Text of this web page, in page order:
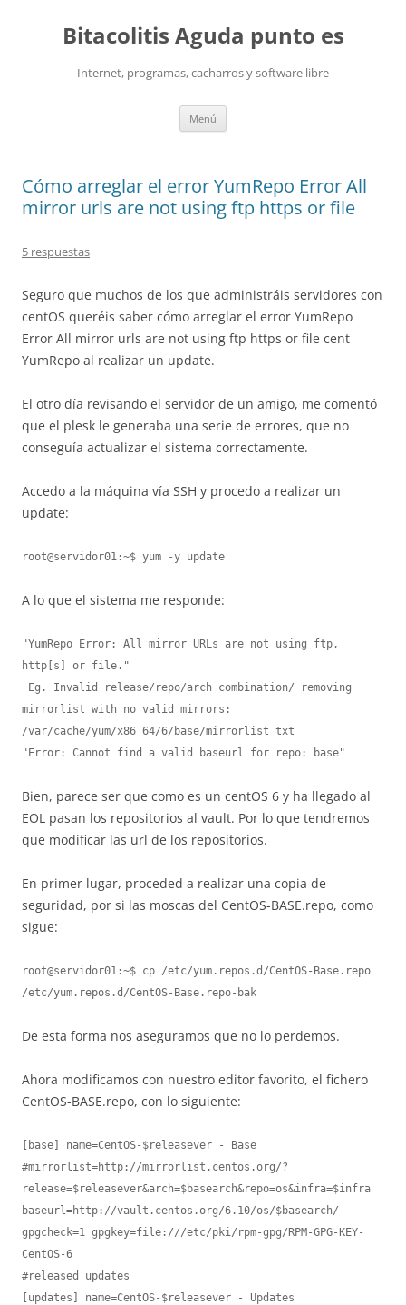
contenidoBitacolitis Aguda punto es
Internet, programas, cacharros y software libre
Menú
Cómo arreglar el error YumRepo Error All
mirror urls are not using ftp https or file
5 respuestas
Seguro que muchos de los que administráis servidores con
centOS queréis saber cómo arreglar el error YumRepo
Error All mirror urls are not using ftp https or file cent
YumRepo al realizar un update.
El otro día revisando el servidor de un amigo, me comentó
que el plesk le generaba una serie de errores, que no
conseguía actualizar el sistema correctamente.
Accedo a la máquina vía SSH y procedo a realizar un
update:
root@servidor01:~$ yum -y update
A lo que el sistema me responde:
"YumRepo Error: All mirror URLs are not using ftp,
http[s] or file."
mirrorlist with no valid mirrors:
/var/cache/yum/x86_64/6/base/mirrorlist txt
"Error: Cannot find a valid baseurl for repo: base"
Bien, parece ser que como es un centOS 6 y ha llegado al
EOL pasan los repositorios al vault. Por lo que tendremos
que modificar las url de los repositorios.
En primer lugar, proceded a realizar una copia de
seguridad, por si las moscas del CentOS-BASE.repo, como
sigue:
root@servidor01:~$ cp /etc/yum.repos.d/CentOS-Base.repo
/etc/yum.repos.d/CentOS-Base.repo-bak
De esta forma nos aseguramos que no lo perdemos.
Ahora modificamos con nuestro editor favorito, el fichero
CentOS-BASE.repo, con lo siguiente:
[base] name=CentOS-$releasever - Base
#mirrorlist=http://mirrorlist.centos.org/?
release=$releasever&arch=$basearch&repo=os&infra=$infra
baseurl=http://vault.centos.org/6.10/os/$basearch/
gpgcheck=1 gpgkey=file:///etc/pki/rpm-gpg/RPM-GPG-KEY-
CentOS-6
#released updates
[updates] name=CentOS-$releasever - Updates